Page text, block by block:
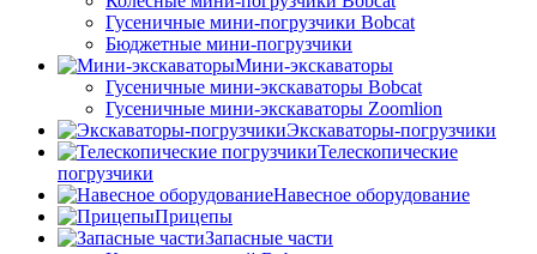
Гусеничные мини-погрузчики Bobcat
Бюджетные мини-погрузчики
Мини-экскаваторы
Гусеничные мини-экскаваторы Bobcat
Гусеничные мини-экскаваторы Zoomlion
Экскаваторы-погрузчики
Телескопические
погрузчики
Навесное оборудование
Прицепы
Запасные части